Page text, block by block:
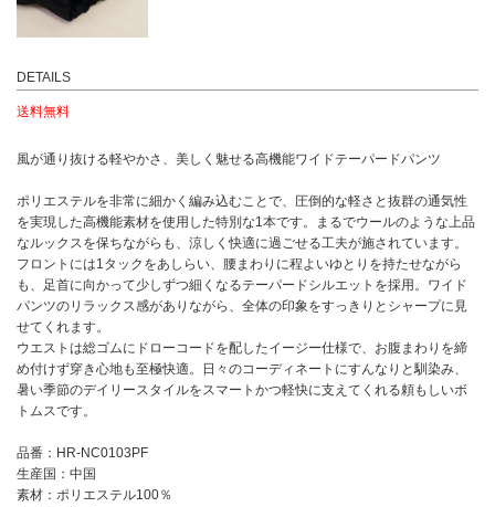
DETAILS
送料無料
風が通り抜ける軽やかさ、美しく魅せる高機能ワイドテーパードパンツ
ポリエステルを非常に細かく編み込むことで、圧倒的な軽さと抜群の通気性
を実現した高機能素材を使用した特別な1本です。まるでウールのような上品
なルックスを保ちながらも、涼しく快適に過ごせる工夫が施されています。
フロントには1タックをあしらい、腰まわりに程よいゆとりを持たせながら
も、足首に向かって少しずつ細くなるテーパードシルエットを採用。ワイド
パンツのリラックス感がありながら、全体の印象をすっきりとシャープに見
せてくれます。
ウエストは総ゴムにドローコードを配したイージー仕様で、お腹まわりを締
め付けず穿き心地も至極快適。日々のコーディネートにすんなりと馴染み、
暑い季節のデイリースタイルをスマートかつ軽快に支えてくれる頼もしいボ
トムスです。
品番：HR-NC0103PF
生産国：中国
素材：ポリエステル100％